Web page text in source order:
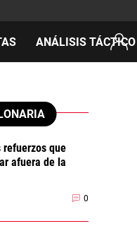
ANÁLISIS TÁCTICO
que
afuera de la
0